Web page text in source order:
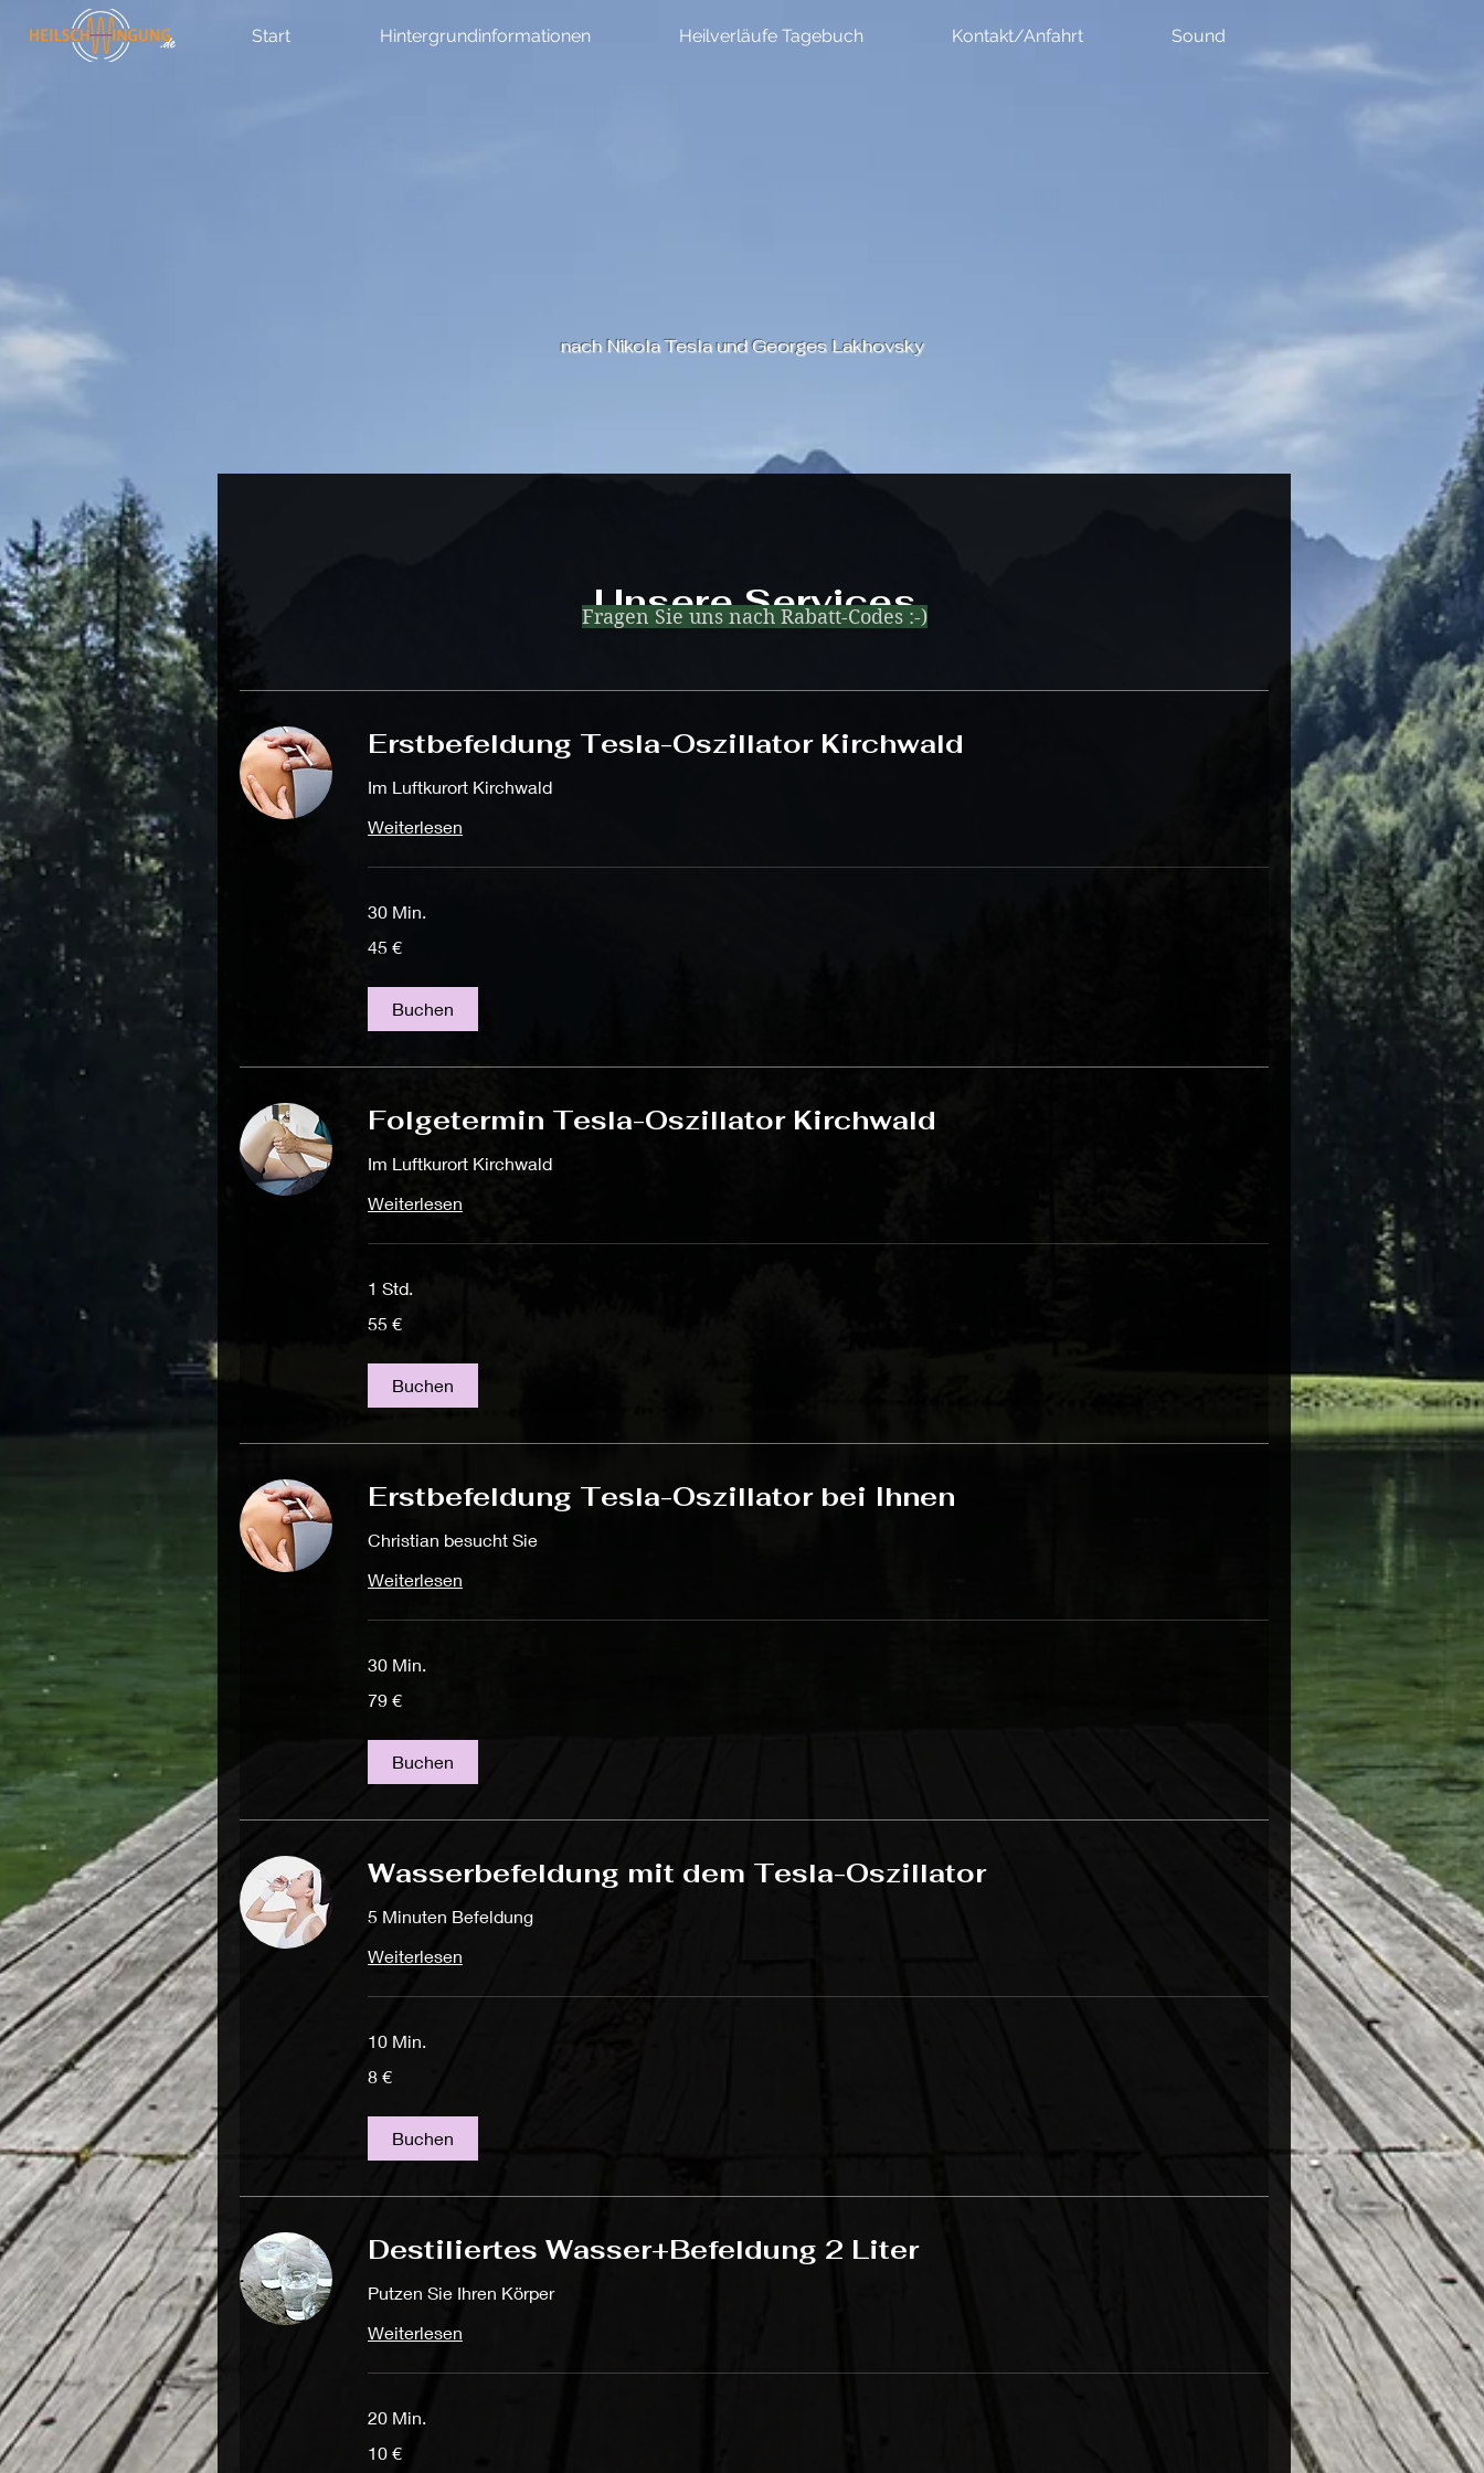
Start Hintergrundinformationen Heilverläufe Tagebuch Kontakt/Anfahrt Sound
nach Nikola Tesla und Georges Lakhovsky
Unsere Services
Erstbefeldung Tesla-Oszillator Kirchwald
Im Luftkurort Kirchwald
Weiterlesen
30 Min.
Euro
45 €
Buchen
Folgetermin Tesla-Oszillator Kirchwald
Im Luftkurort Kirchwald
Weiterlesen
1 Std.
Euro
55 €
Buchen
Erstbefeldung Tesla-Oszillator bei Ihnen
Christian besucht Sie
Weiterlesen
30 Min.
Euro
79 €
Buchen
Wasserbefeldung mit dem Tesla-Oszillator
5 Minuten Befeldung
Weiterlesen
10 Min.
Euro
8 €
Buchen
Destiliertes Wasser+Befeldung 2 Liter
Putzen Sie Ihren Körper
Weiterlesen
20 Min.
Euro
10 €
Fragen Sie uns nach Rabatt-Codes :-)